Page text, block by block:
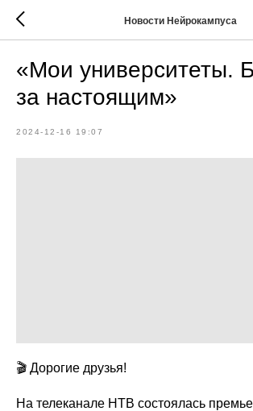
Новости Нейрокампуса
«Мои университеты.
за настоящим»
2024-12-16 19:07
🎬 Дорогие друзья!
На телеканале НТВ состоялась